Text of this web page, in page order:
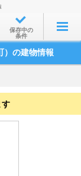
保存中の
条件
）の建物情報